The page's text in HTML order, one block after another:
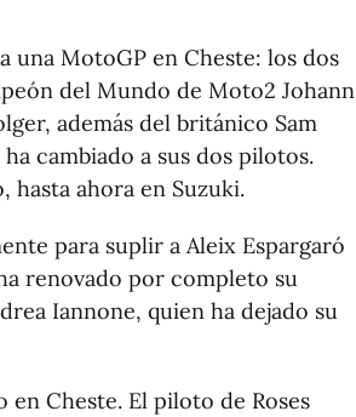
una MotoGP en Cheste: los dos
del Mundo de Moto2 Johann
además del británico Sam
cambiado a sus dos pilotos.
hasta ahora en Suzuki.
para suplir a Aleix Espargaró
renovado por completo su
Iannone, quien ha dejado su
Cheste. El piloto de Roses